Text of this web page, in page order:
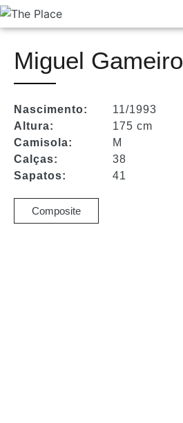
Miguel Gameiro
Nascimento:
Altura:
Camisola:
Calças:
Sapatos:
11/1993
175 cm
M
38
41
Composite